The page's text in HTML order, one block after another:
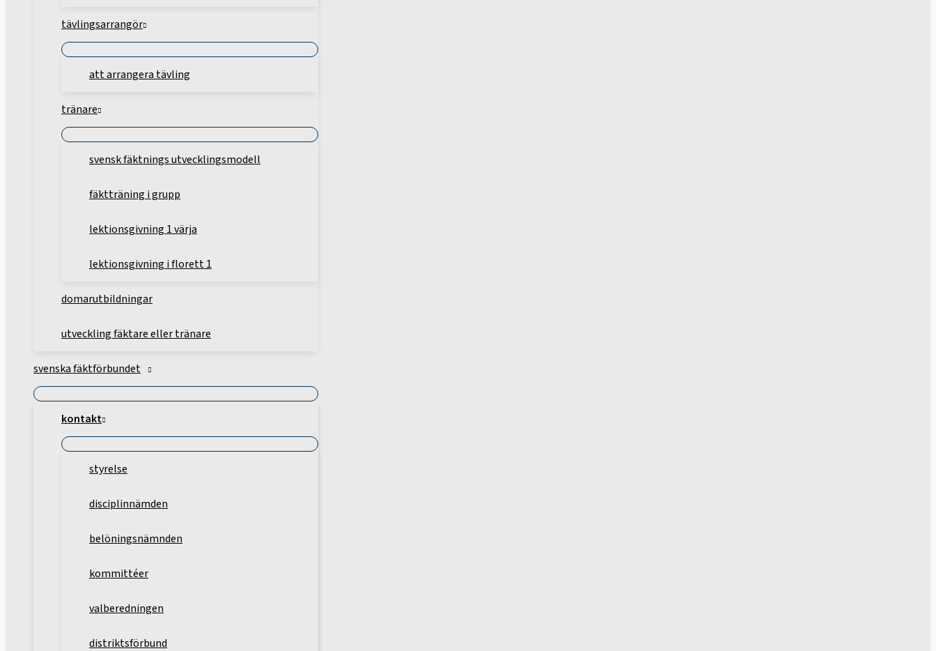
tävlingsarrangör
att arrangera tävling
tränare
svensk fäktnings utvecklingsmodell
fäktträning i grupp
lektionsgivning 1 värja
lektionsgivning i florett 1
domarutbildningar
utveckling fäktare eller tränare
svenska fäktförbundet
kontakt
styrelse
disciplinnämden
belöningsnämnden
kommittéer
valberedningen
distriktsförbund